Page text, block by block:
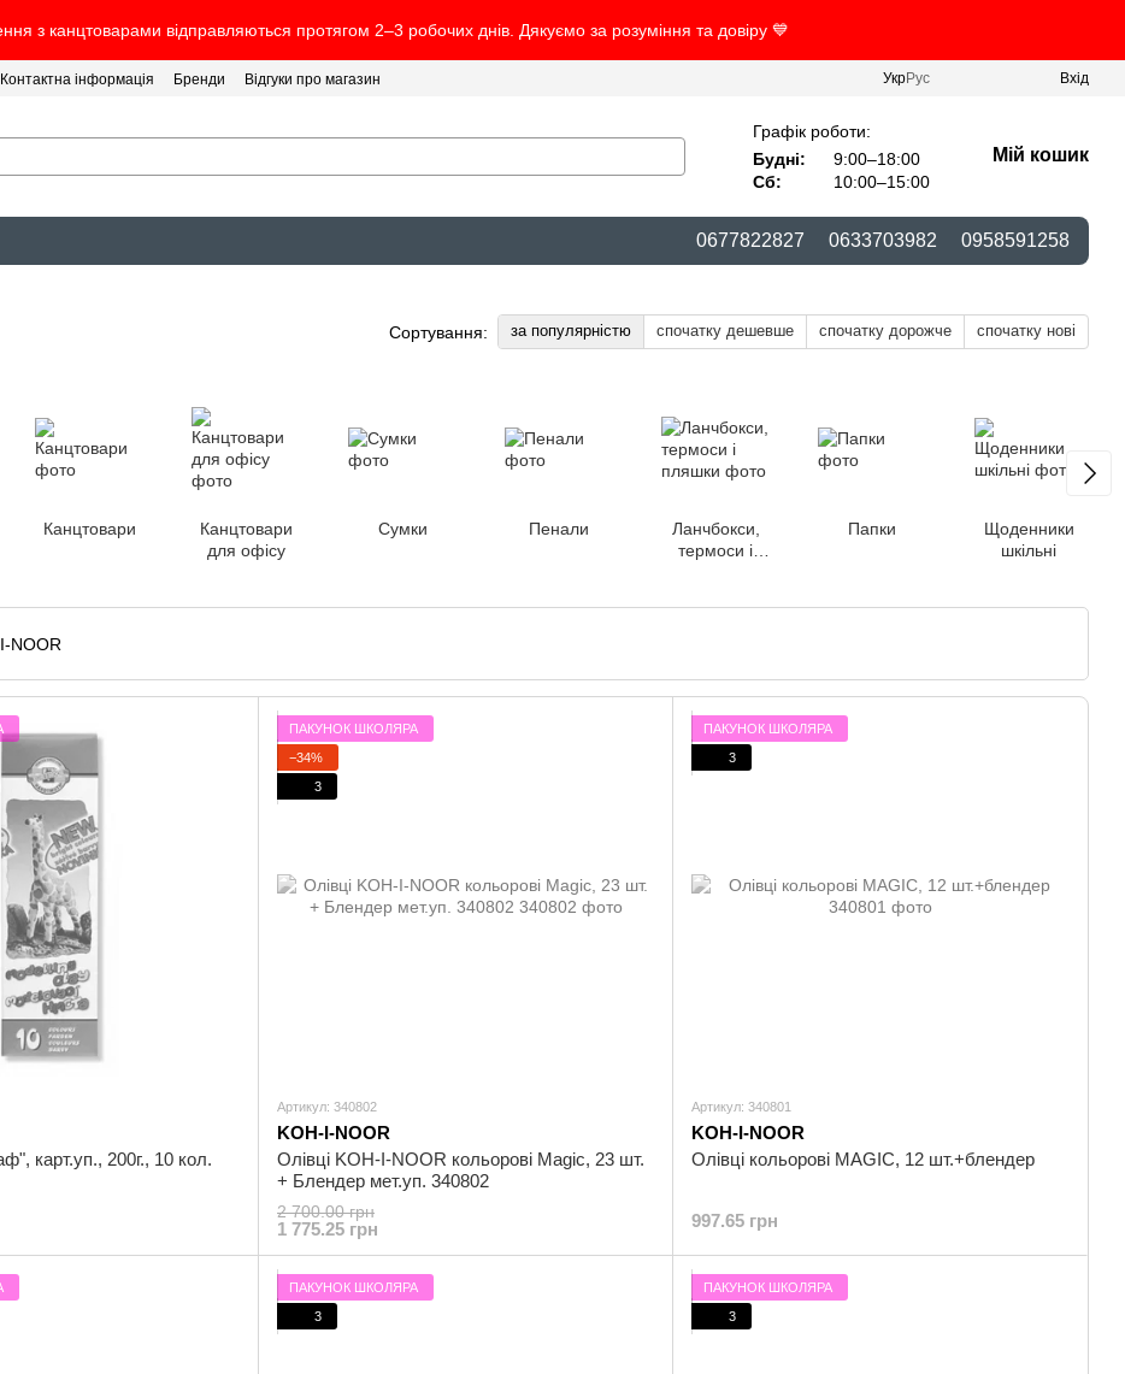
з канцтоварами відправляються протягом 2–3 робочих днів. Дякуємо за розуміння та довіру 💙
Контактна інформація Бренди Відгуки про магазин УкрРус Вхід
Графік роботи:
Будні:
9:00–18:00
Сб:
10:00–15:00
Мій кошик
0677822827 0633703982 0958591258
Сортування: за популярністю спочатку дешевше спочатку дорожче спочатку нові
Канцтовари
Канцтовари
для офісу
Сумки Пенали
Ланчбокси,
термоси і
Папки
Щоденники
шкільні
карт.уп., 200г., 10 кол.
ПАКУНОК ШКОЛЯРА
−34%
3
Артикул: 340802
KOH-I-NOOR
Олівці KOH-I-NOOR кольорові Magic, 23 шт.
+ Блендер мет.уп. 340802
2 700.00 грн
1 775.25 грн
ПАКУНОК ШКОЛЯРА
3
Артикул: 340801
KOH-I-NOOR
Олівці кольорові MAGIC, 12 шт.+блендер
997.65 грн
ПАКУНОК ШКОЛЯРА
3
ПАКУНОК ШКОЛЯРА
3